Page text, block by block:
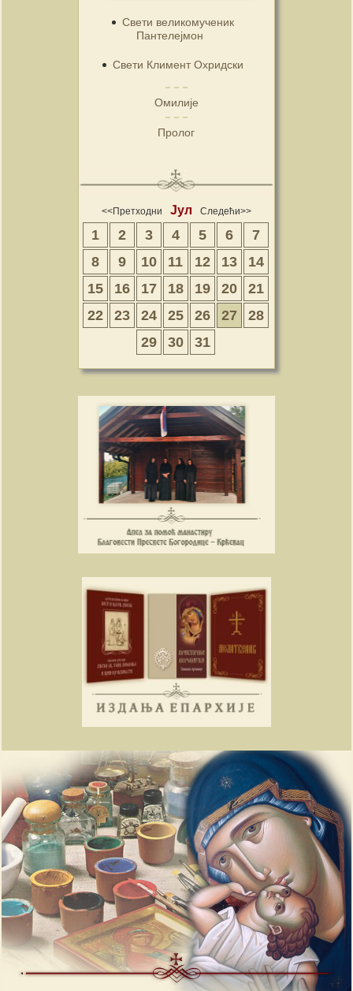
Свети великомученик
Пантелејмон
Свети Климент Охридски
Омилије
Пролог
<<Претходни Јул Следећи>>
1 2 3 4 5 6
7
8
9 10 11 12 13
14
15
16 17 18 19 20
21
22
23 24 25 26 27
28
29
30 31